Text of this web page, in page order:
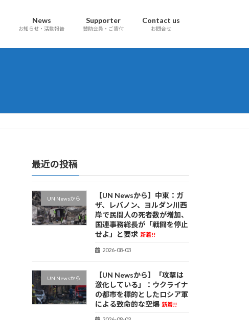
News
お知らせ・活動報告
Supporter
賛助会員・ご寄付
Contact us
お問合せ
最近の投稿
UN Newsから
【UN Newsから】中東：ガ
ザ、レバノン、ヨルダン川西
岸で民間人の死者数が増加、
国連事務総長が「戦闘を停止
せよ」と要求 新着!!
2026-08-03
UN Newsから
【UN Newsから】「攻撃は
激化している」：ウクライナ
の都市を標的としたロシア軍
による致命的な空爆 新着!!